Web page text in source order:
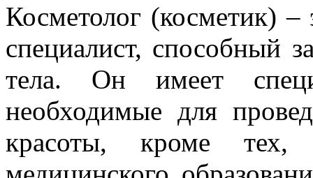
Косметолог (косметик)
специалист, способный
тела. Он имеет
необходимые для
красоты, кроме тех,